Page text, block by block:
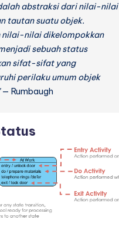
abstraksi dari nilai-nilai
tautan suatu objek.
nilai-nilai dikelompokkan
sebuah status
sifat-sifat yang
perilaku umum objek
— Rumbaugh